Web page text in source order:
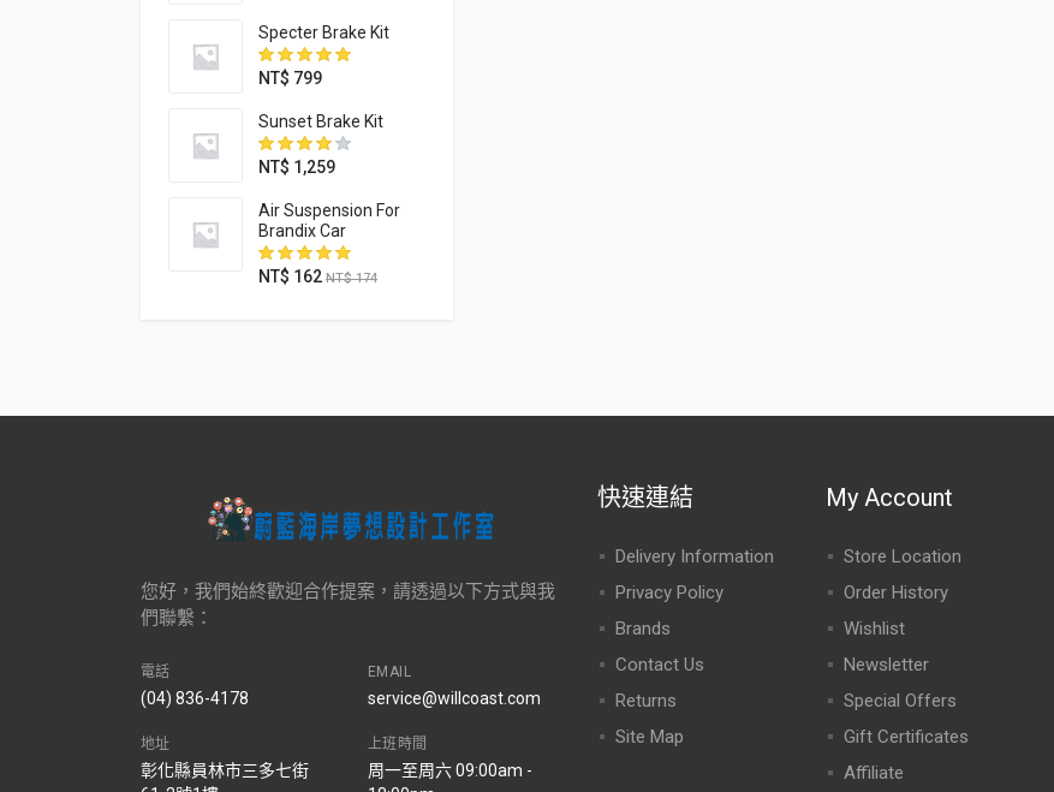
Specter Brake Kit
NT$ 799
Sunset Brake Kit
NT$ 1,259
Air Suspension For
Brandix Car
NT$ 162 NT$174
您好，我們始終歡迎合作提案，請透過以下方式與我
們聯繫：
電話
(04) 836-4178
EMAIL
service@willcoast.com
地址
彰化縣員林市三多七街
上班時間
周一至周六 09:00am -
快速連結
Delivery Information
Privacy Policy
Brands
Contact Us
Returns
Site Map
My Account
Store Location
Order History
Wishlist
Newsletter
Special Offers
Gift Certificates
Affiliate